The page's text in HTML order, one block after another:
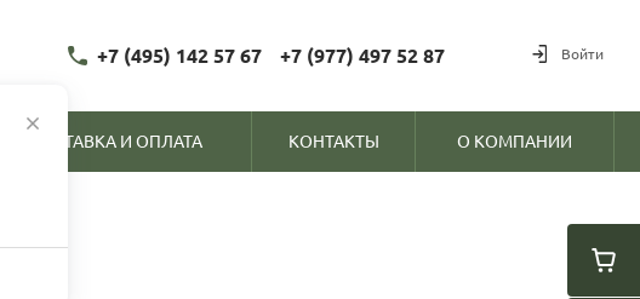
+7 (495) 142 57 67 +7 (977) 497 52 87 Войти
ДОСТАВКА И ОПЛАТА КОНТАКТЫ О КОМПАНИИ